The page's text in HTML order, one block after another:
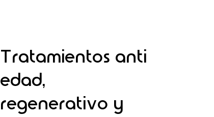
Tratamientos anti
edad,
regenerativo y